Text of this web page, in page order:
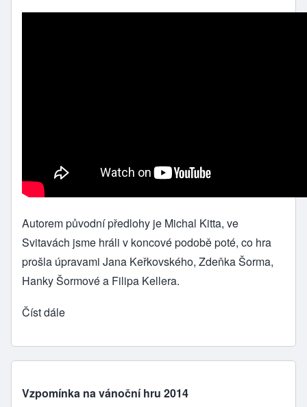
Autorem původní předlohy je Michal Kitta, ve
Svitavách jsme hráli v koncové podobě poté, co hra
prošla úpravami Jana Keřkovského, Zdeňka Šorma,
Hanky Šormové a Filipa Kellera.
Číst dále
Vzpomínka na vánoční hru 2014